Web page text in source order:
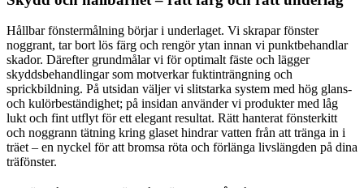
Hållbar fönstermålning börjar i underlaget. Vi skrapar fönster
noggrant, tar bort lös färg och rengör ytan innan vi punktbehandlar
skador. Därefter grundmålar vi för optimalt fäste och lägger
skyddsbehandlingar som motverkar fuktinträngning och
sprickbildning. På utsidan väljer vi slitstarka system med hög glans-
och kulörbeständighet; på insidan använder vi produkter med låg
lukt och fint utflyt för ett elegant resultat. Rätt hanterat fönsterkitt
och noggrann tätning kring glaset hindrar vatten från att tränga in i
träet – en nyckel för att bromsa röta och förlänga livslängden på dina
träfönster.